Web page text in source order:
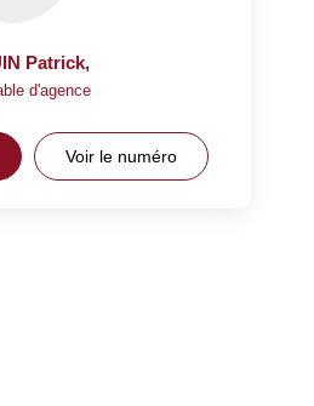
Patrick,
d'agence
Voir le numéro